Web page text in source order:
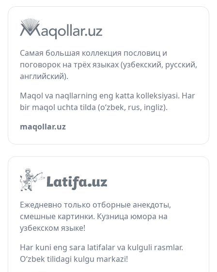
Самая большая коллекция пословиц и
поговорок на трёх языках (узбекский, русский,
английский).
Maqol va naqllarning eng katta kolleksiyasi. Har
bir maqol uchta tilda (o‘zbek, rus, ingliz).
maqollar.uz
Ежедневно только отборные анекдоты,
смешные картинки. Кузница юмора на
узбекском языке!
Har kuni eng sara latifalar va kulguli rasmlar.
O‘zbek tilidagi kulgu markazi!